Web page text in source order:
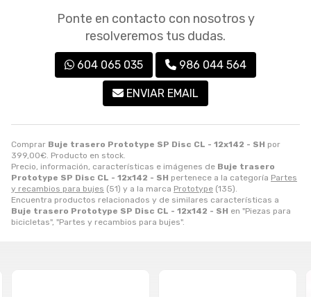
Comprar Buje trasero Prototype SP Disc CL - 12x142 - SH por
399,00€. Producto en stock.
Precio, información, características e imágenes de Buje trasero
Prototype SP Disc CL - 12x142 - SH pertenece a la categoría Partes
y recambios para bujes (51) y a la marca Prototype (135).
Encuentra productos relacionados y de similares características a
Buje trasero Prototype SP Disc CL - 12x142 - SH en "Piezas para
bicicletas", "Partes y recambios para bujes".
Ponte en contacto con nosotros y
resolveremos tus dudas.
604 065 035 986 044 564
ENVIAR EMAIL